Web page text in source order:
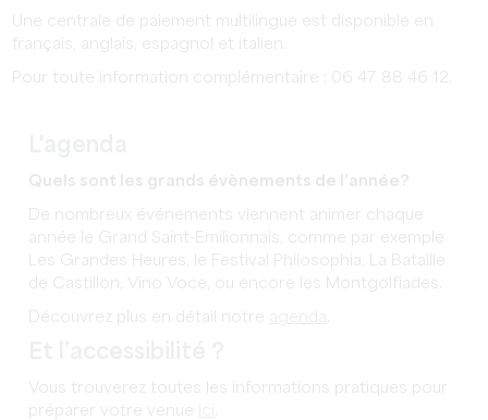
Une centrale de paiement multilingue est disponible en
français, anglais, espagnol et italien.
Pour toute information complémentaire : 06 47 88 46 12.
Quels sont les grands évènements de l’année?
De nombreux événements viennent animer chaque
année le Grand Saint-Emilionnais, comme par exemple
Les Grandes Heures, le Festival Philosophia, La Bataille
de Castillon, Vino Voce, ou encore les Montgolfiades.
Découvrez plus en détail notre
Vous trouverez toutes les informations pratiques pour
préparer votre venue